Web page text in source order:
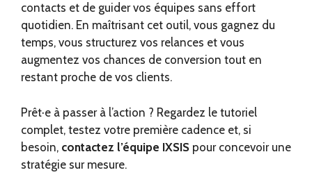
contacts et de guider vos équipes sans effort
quotidien. En maîtrisant cet outil, vous gagnez du
temps, vous structurez vos relances et vous
augmentez vos chances de conversion tout en
restant proche de vos clients.
Prêt·e à passer à l’action ? Regardez le tutoriel
complet, testez votre première cadence et, si
besoin, contactez l’équipe IXSIS pour concevoir une
stratégie sur mesure.